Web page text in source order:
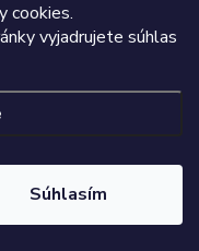
cookies.
vyjadrujete súhlas
Súhlasím
cookies